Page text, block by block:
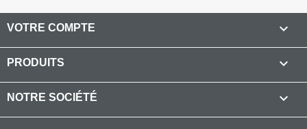
VOTRE COMPTE 
PRODUITS 
NOTRE SOCIÉTÉ 